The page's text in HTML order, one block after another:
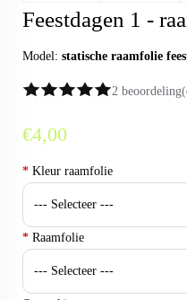
Feestdagen 1 -
Model: statische raamfolie
2
€4,00
* Kleur raamfolie
* Raamfolie